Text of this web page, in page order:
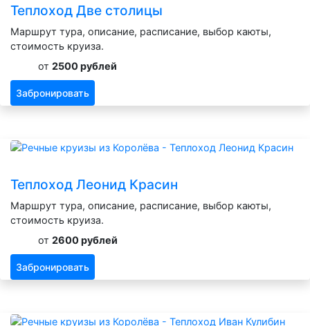
Теплоход Две столицы
Маршрут тура, описание, расписание, выбор каюты,
стоимость круиза.
от 2500 рублей
Забронировать
Теплоход Леонид Красин
Маршрут тура, описание, расписание, выбор каюты,
стоимость круиза.
от 2600 рублей
Забронировать